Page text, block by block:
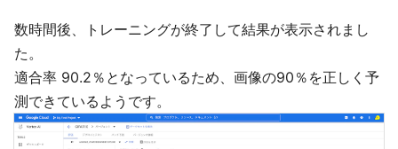
数時間後、トレーニングが終了して結果が表示されまし
た。
適合率 90.2％となっているため、画像の90％を正しく予
測できているようです。